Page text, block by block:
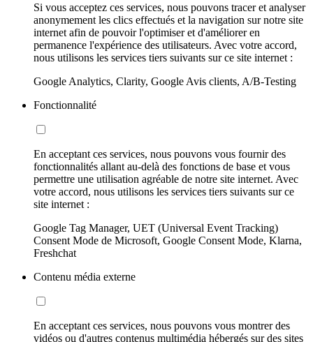
Si vous acceptez ces services, nous pouvons tracer et analyser
anonymement les clics effectués et la navigation sur notre site
internet afin de pouvoir l'optimiser et d'améliorer en
permanence l'expérience des utilisateurs. Avec votre accord,
nous utilisons les services tiers suivants sur ce site internet :
Google Analytics, Clarity, Google Avis clients, A/B-Testing
Fonctionnalité
En acceptant ces services, nous pouvons vous fournir des
fonctionnalités allant au-delà des fonctions de base et vous
permettre une utilisation agréable de notre site internet. Avec
votre accord, nous utilisons les services tiers suivants sur ce
site internet :
Google Tag Manager, UET (Universal Event Tracking)
Consent Mode de Microsoft, Google Consent Mode, Klarna,
Freshchat
Contenu média externe
En acceptant ces services, nous pouvons vous montrer des
vidéos ou d'autres contenus multimédia hébergés sur des sites